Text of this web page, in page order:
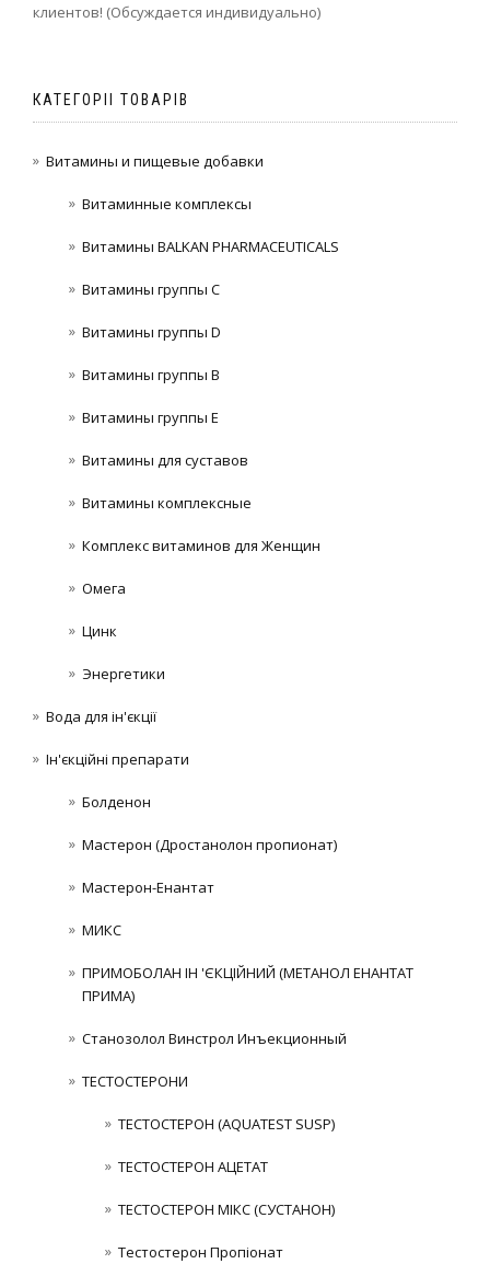
клиентов! (Обсуждается индивидуально)
КАТЕГОРІІ ТОВАРІВ
Витамины и пищевые добавки
Витаминные комплексы
Витамины BALKAN PHARMACEUTICALS
Витамины группы C
Витамины группы D
Витамины группы В
Витамины группы Е
Витамины для суставов
Витамины комплексные
Комплекс витаминов для Женщин
Омега
Цинк
Энергетики
Вода для ін'єкції
Ін'єкційні препарати
Болденон
Мастерон (Дростанолон пропионат)
Мастерон-Енантат
МИКС
ПРИМОБОЛАН ІН 'ЄКЦІЙНИЙ (МЕТАНОЛ ЕНАНТАТ
ПРИМА)
Станозолол Винстрол Инъекционный
ТЕСТОСТЕРОНИ
ТЕСТОСТЕРОН (AQUATEST SUSP)
ТЕСТОСТЕРОН АЦЕТАТ
ТЕСТОСТЕРОН МІКС (СУСТАНОН)
Тестостерон Пропіонат